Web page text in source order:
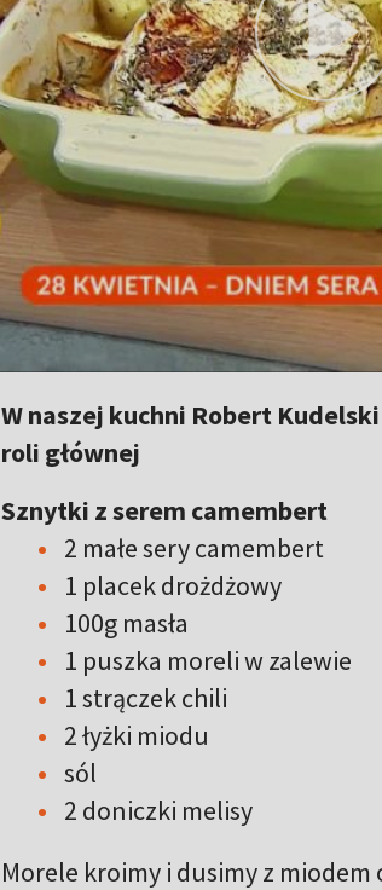
W naszej kuchni Robert
roli głównej
Sznytki z serem camembert
2 małe sery camembert
1 placek drożdżowy
100g masła
1 puszka moreli w zalewie
1 strączek chili
2 łyżki miodu
sól
2 doniczki melisy
Morele kroimy i dusimy z